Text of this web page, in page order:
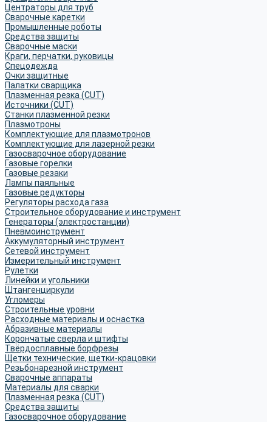
Центраторы для труб
Сварочные каретки
Промышленные роботы
Средства защиты
Сварочные маски
Краги, перчатки, руковицы
Спецодежда
Очки защитные
Палатки сварщика
Плазменная резка (CUT)
Источники (CUT)
Станки плазменной резки
Плазмотроны
Комплектующие для плазмотронов
Комплектующие для лазерной резки
Газосварочное оборудование
Газовые горелки
Газовые резаки
Лампы паяльные
Газовые редукторы
Регуляторы расхода газа
Строительное оборудование и инструмент
Генераторы (электростанции)
Пневмоинструмент
Аккумуляторный инструмент
Сетевой инструмент
Измерительный инструмент
Рулетки
Линейки и угольники
Штангенциркули
Угломеры
Строительные уровни
Расходные материалы и оснастка
Абразивные материалы
Корончатые сверла и штифты
Твёрдосплавные борфрезы
Щетки технические, щетки-крацовки
Резьбонарезной инструмент
Сварочные аппараты
Материалы для сварки
Плазменная резка (CUT)
Средства защиты
Газосварочное оборудование